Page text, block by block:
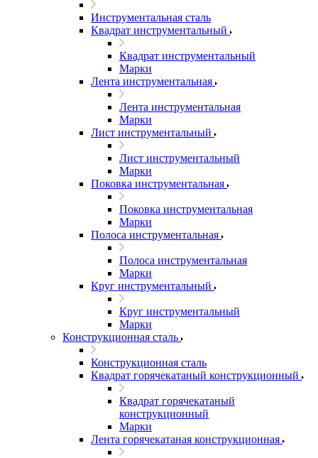
Инструментальная сталь
Квадрат инструментальный
Квадрат инструментальный
Марки
Лента инструментальная
Лента инструментальная
Марки
Лист инструментальный
Лист инструментальный
Марки
Поковка инструментальная
Поковка инструментальная
Марки
Полоса инструментальная
Полоса инструментальная
Марки
Круг инструментальный
Круг инструментальный
Марки
Конструкционная сталь
Конструкционная сталь
Квадрат горячекатаный конструкционный
Квадрат горячекатаный
конструкционный
Марки
Лента горячекатаная конструкционная